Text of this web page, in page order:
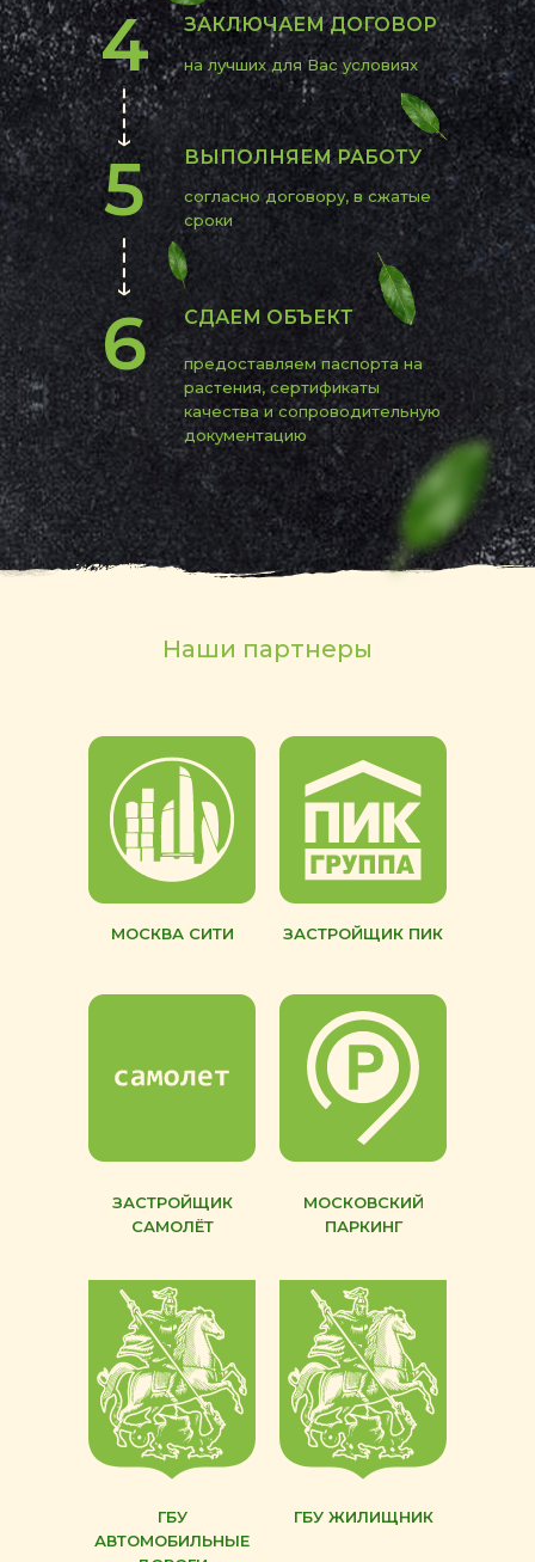
СДАЕМ ОБЪЕКТ
предоставляем паспорта на
растения, сертификаты
качества и сопроводительную
документацию
6
ВЫПОЛНЯЕМ РАБОТУ
согласно договору, в сжатые
сроки
5
ЗАКЛЮЧАЕМ ДОГОВОР
на лучших для Вас условиях
4
Наши партнеры
ГБУ ЖИЛИЩНИК
ГБУ
АВТОМОБИЛЬНЫЕ
МОСКВА СИТИ ЗАСТРОЙЩИК ПИК
ЗАСТРОЙЩИК
САМОЛЁТ
МОСКОВСКИЙ
ПАРКИНГ